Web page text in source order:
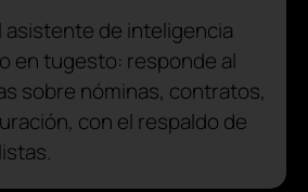
asistente de inteligencia
en tugesto: responde al
sobre nóminas, contratos,
con el respaldo de